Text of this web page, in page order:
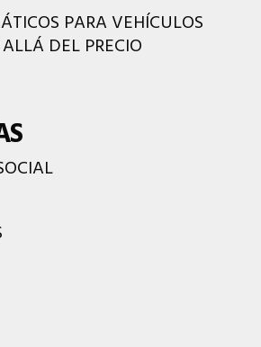
PARA VEHÍCULOS
DEL PRECIO